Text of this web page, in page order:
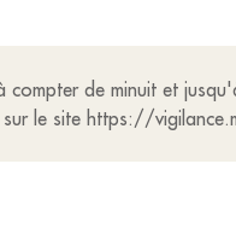
de minuit et
le site https://